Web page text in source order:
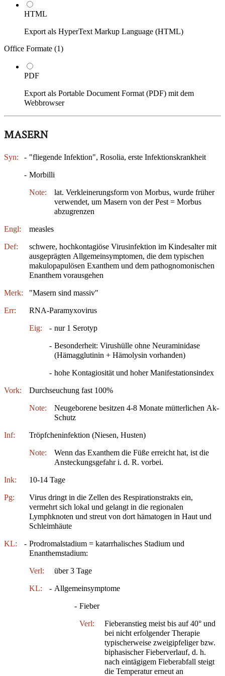
HTML
Export als HyperText Markup Language (HTML)
Office Formate (1)
PDF
Export als Portable Document Format (PDF) mit dem
Webbrowser
MASERN
Syn: - "fliegende Infektion", Rosolia, erste Infektionskrankheit
- Morbilli
Note:
lat. Verkleinerungsform von Morbus, wurde früher
verwendet, um Masern von der Pest = Morbus
abzugrenzen
Engl: measles
Def:
schwere, hochkontagiöse Virusinfektion im Kindesalter mit
ausgeprägten Allgemeinsymptomen, die dem typischen
makulopapulösen Exanthem und dem pathognomonischen
Enanthem vorausgehen
Merk: "Masern sind massiv"
Err: RNA-Paramyxovirus
Eig: - nur 1 Serotyp
- Besonderheit: Virushülle ohne Neuraminidase
(Hämagglutinin + Hämolysin vorhanden)
- hohe Kontagiosität und hoher Manifestationsindex
Vork: Durchseuchung fast 100%
Note:
Neugeborene besitzen 4-8 Monate mütterlichen Ak-
Schutz
Inf: Tröpfcheninfektion (Niesen, Husten)
Note:
Wenn das Exanthem die Füße erreicht hat, ist die
Ansteckungsgefahr i. d. R. vorbei.
Ink: 10-14 Tage
Pg:
Virus dringt in die Zellen des Respirationstrakts ein,
vermehrt sich lokal und gelangt in die regionalen
Lymphknoten und streut von dort hämatogen in Haut und
Schleimhäute
KL: - Prodromalstadium = katarrhalisches Stadium und
Enanthemstadium:
Verl: über 3 Tage
KL: - Allgemeinsymptome
- Fieber
Verl:
Fieberanstieg meist bis auf 40° und
bei nicht erfolgender Therapie
typischerweise zweigipfeliger bzw.
biphasischer Fieberverlauf, d. h.
nach eintägigem Fieberabfall steigt
die Temperatur erneut an